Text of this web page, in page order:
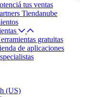
tus ventas
Tiendanube
gratuitas
de aplicaciones
(US)